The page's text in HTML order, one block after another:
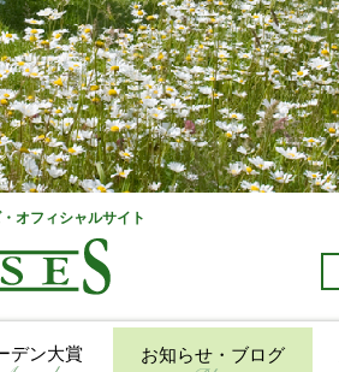
オフィシャルサイト
デン大賞 お知らせ・ブログ